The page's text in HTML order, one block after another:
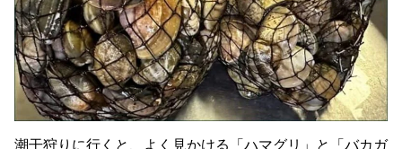
潮干狩りに行くと、よく見かける「ハマグリ」と「バカガ